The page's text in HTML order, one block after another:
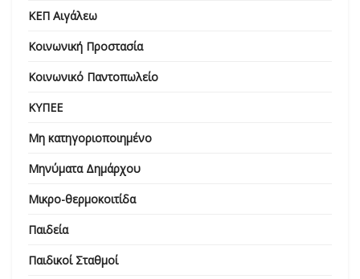
ΚΕΠ Αιγάλεω
Κοινωνική Προστασία
Κοινωνικό Παντοπωλείο
ΚΥΠΕΕ
Μη κατηγοριοποιημένο
Μηνύματα Δημάρχου
Μικρο-θερμοκοιτίδα
Παιδεία
Παιδικοί Σταθμοί